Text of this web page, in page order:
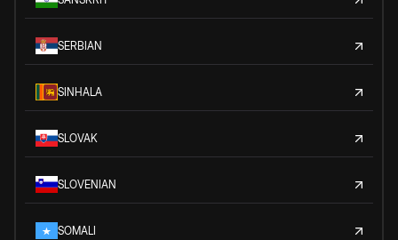
SERBIAN
SINHALA
SLOVAK
SLOVENIAN
SOMALI